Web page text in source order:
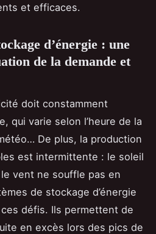
et efficaces.
d’énergie : une
de la demande et
doit constamment
qui varie selon l’heure de la
De plus, la production
est intermittente : le soleil
vent ne souffle pas en
de stockage d’énergie
défis. Ils permettent de
en excès lors des pics de